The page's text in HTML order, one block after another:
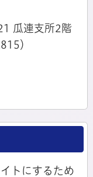
瓜連支所2階
）
トにするため